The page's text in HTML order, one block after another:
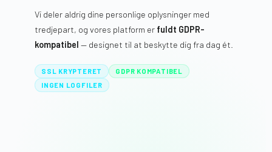
Vi deler aldrig dine personlige oplysninger med
tredjepart, og vores platform er fuldt GDPR-
kompatibel — designet til at beskytte dig fra dag ét.
SSL KRYPTERET
GDPR KOMPATIBEL
INGEN LOGFILER